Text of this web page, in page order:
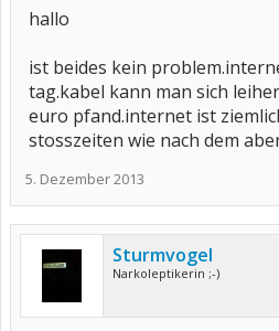
hallo
ist beides kein
tag.kabel kann man sich
euro pfand.internet ist
stosszeiten wie nach dem
5. Dezember 2013
Sturmvogel
Narkoleptikerin ;-)